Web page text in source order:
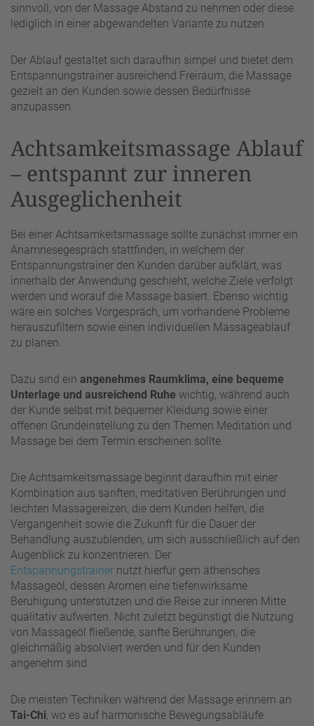
sinnvoll, von der Massage Abstand zu nehmen oder diese
lediglich in einer abgewandelten Variante zu nutzen.
Der Ablauf gestaltet sich daraufhin simpel und bietet dem
Entspannungstrainer ausreichend Freiraum, die Massage
gezielt an den Kunden sowie dessen Bedürfnisse
anzupassen.
Achtsamkeitsmassage Ablauf
– entspannt zur inneren
Ausgeglichenheit
Bei einer Achtsamkeitsmassage sollte zunächst immer ein
Anamnesegespräch stattfinden, in welchem der
Entspannungstrainer den Kunden darüber aufklärt, was
innerhalb der Anwendung geschieht, welche Ziele verfolgt
werden und worauf die Massage basiert. Ebenso wichtig
wäre ein solches Vorgespräch, um vorhandene Probleme
herauszufiltern sowie einen individuellen Massageablauf
zu planen.
Dazu sind ein angenehmes Raumklima, eine bequeme
Unterlage und ausreichend Ruhe wichtig, während auch
der Kunde selbst mit bequemer Kleidung sowie einer
offenen Grundeinstellung zu den Themen Meditation und
Massage bei dem Termin erscheinen sollte.
Die Achtsamkeitsmassage beginnt daraufhin mit einer
Kombination aus sanften, meditativen Berührungen und
leichten Massagereizen, die dem Kunden helfen, die
Vergangenheit sowie die Zukunft für die Dauer der
Behandlung auszublenden, um sich ausschließlich auf den
Augenblick zu konzentrieren. Der
Entspannungstrainer nutzt hierfür gern ätherisches
Massageöl, dessen Aromen eine tiefenwirksame
Beruhigung unterstützen und die Reise zur inneren Mitte
qualitativ aufwerten. Nicht zuletzt begünstigt die Nutzung
von Massageöl fließende, sanfte Berührungen, die
gleichmäßig absolviert werden und für den Kunden
angenehm sind.
Die meisten Techniken während der Massage erinnern an
Tai-Chi, wo es auf harmonische Bewegungsabläufe